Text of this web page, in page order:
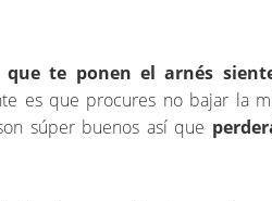
que te ponen el arnés
es que procures no bajar la
súper buenos así que